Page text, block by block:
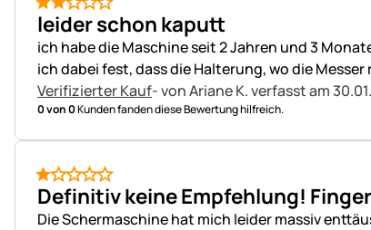
2 von 5
leider schon kaputt
ich habe die Maschine seit 2 Jahren und 3
ich dabei fest, dass die Halterung, wo die
Verifizierter Kauf- von Ariane K.verfasst am
0 von 0Kunden fanden diese Bewertung hilfreich.
1 von 5
Definitiv keine Empfehlung!
Die Schermaschine hat mich leider massiv